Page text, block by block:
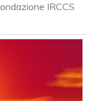
IRCCS